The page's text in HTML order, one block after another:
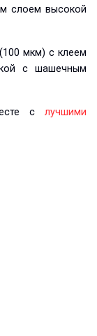
слоем высокой
мкм) с клеем
с шашечным
с лучшими